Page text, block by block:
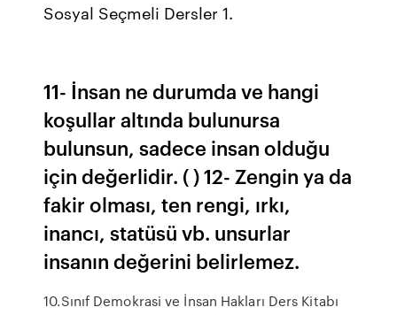
Sosyal Seçmeli Dersler 1.
11- İnsan ne durumda ve hangi
koşullar altında bulunursa
bulunsun, sadece insan olduğu
için değerlidir. ( ) 12- Zengin ya da
fakir olması, ten rengi, ırkı,
inancı, statüsü vb. unsurlar
insanın değerini belirlemez.
10.Sınıf Demokrasi ve İnsan Hakları Ders Kitabı